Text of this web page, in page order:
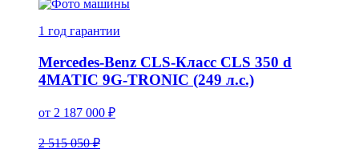
1 год гарантии
Mercedes-Benz CLS-Класс CLS 350 d
4MATIC 9G-TRONIC (249 л.с.)
от 2 187 000 ₽
2 515 050 ₽